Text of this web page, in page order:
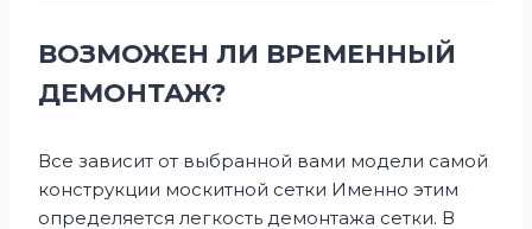
ВОЗМОЖЕН ЛИ ВРЕМЕННЫЙ
ДЕМОНТАЖ?
Все зависит от выбранной вами модели самой
конструкции москитной сетки Именно этим
определяется легкость демонтажа сетки. В